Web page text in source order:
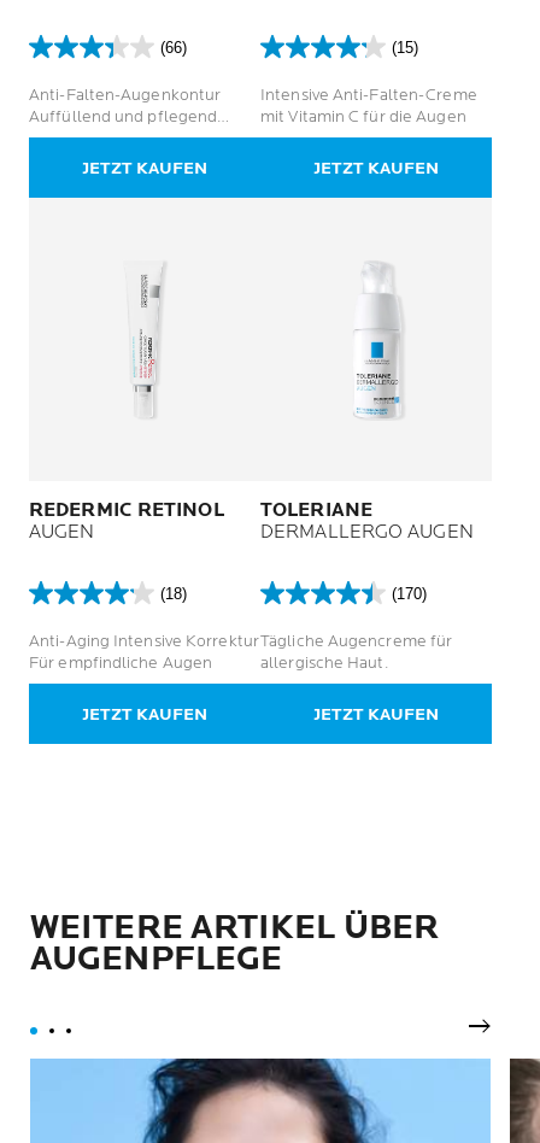
(66)
3.3
5
Sternen.
Bewertungen
Anti-Falten-Augenkontur
Auffüllend und pflegend
Empfindliche Augen
JETZT KAUFEN
(15)
4.2
5
Sternen.
Bewertungen
Intensive Anti-Falten-Creme
mit Vitamin C für die Augen
JETZT KAUFEN
REDERMIC RETINOL
AUGEN
(18)
4.2
5
Sternen.
Bewertungen
Anti-Aging Intensive Korrektur
Für empfindliche Augen
JETZT KAUFEN
TOLERIANE
DERMALLERGO AUGEN
(170)
4.4
5
Sternen.
Bewertungen
Tägliche Augencreme für
allergische Haut.
JETZT KAUFEN
WEITERE ARTIKEL ÜBER
AUGENPFLEGE